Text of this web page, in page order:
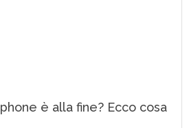
è alla fine? Ecco cosa